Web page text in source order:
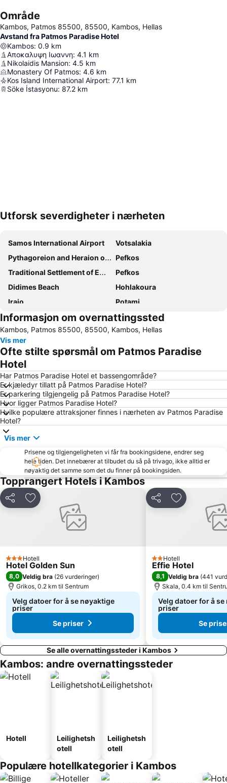
Område
Kambos, Patmos 85500, 85500, Kambos, Hellas
Avstand fra Patmos Paradise Hotel
Kambos: 0.9 km
Αποκαλυψη Ιωαννη: 4.1 km
Nikolaidis Mansion: 4.5 km
Monastery Of Patmos: 4.6 km
Kos Island International Airport: 77.1 km
Söke İstasyonu: 87.2 km
Utforsk severdigheter i nærheten
Samos International Airport
Votsalakia
Pythagoreion and Heraion of Samos
Pefkos
Traditional Settlement of Emporios
Pefkos
Didimes Beach
Hohlakoura
Iraio
Potami
Informasjon om overnattingssted
Kambos, Patmos 85500, 85500, Kambos, Hellas
Vis mer
Ofte stilte spørsmål om Patmos Paradise
Hotel
Har Patmos Paradise Hotel et bassengområde?
Er kjæledyr tillatt på Patmos Paradise Hotel?
Er parkering tilgjengelig på Patmos Paradise Hotel?
Hvor ligger Patmos Paradise Hotel?
Hvilke populære attraksjoner finnes i nærheten av Patmos Paradise
Hotel?
Vis mer
Prisene og tilgjengeligheten vi får fra bookingsidene, endrer seg
hele tiden. Det innebærer at tilbudet du så på trivago, ikke alltid er
nøyaktig det samme som det du finner på bookingsiden.
Topprangert Hotels i Kambos
Del Legg til i favoritter
3 Stjerner
Hotell
Hotel Golden Sun
8,0 Veldig bra (26 vurderinger)
Grikos, 0.2 km til Sentrum
Velg datoer for å se nøyaktige
priser
Se priser
Del Legg til i
2 Stjerner
Hotell
Effie Hotel
8,1 Veldig bra (441
Skala, 0.4 km til
Velg datoer for å
priser
Se
Se alle overnattingssteder i Kambos
Kambos: andre overnattingssteder
Hotell
Leilighetsh
otell
Leilighetsh
otell
Populære hotellkategorier i Kambos